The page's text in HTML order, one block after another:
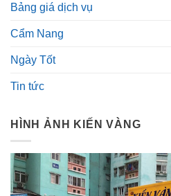
Bảng giá dịch vụ
Cẩm Nang
Ngày Tốt
Tin tức
HÌNH ẢNH KIẾN VÀNG